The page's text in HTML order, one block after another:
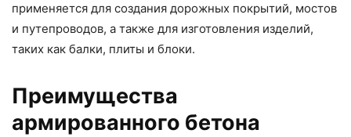
применяется для создания дорожных покрытий, мостов
и путепроводов, а также для изготовления изделий,
таких как балки, плиты и блоки.
Преимущества
армированного бетона